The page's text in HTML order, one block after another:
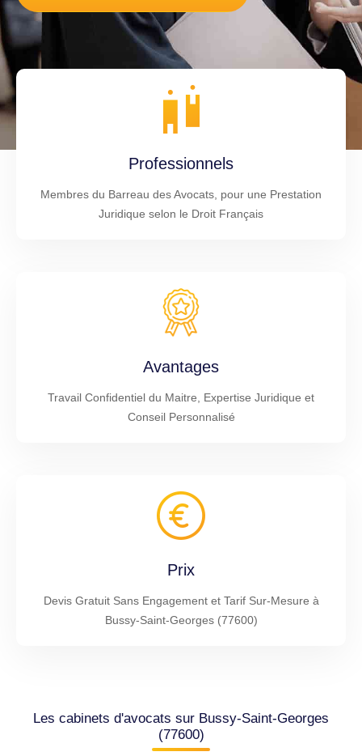
Professionnels
Membres du Barreau des Avocats, pour une Prestation
Juridique selon le Droit Français
Avantages
Travail Confidentiel du Maitre, Expertise Juridique et
Conseil Personnalisé
Prix
Devis Gratuit Sans Engagement et Tarif Sur-Mesure à
Bussy-Saint-Georges (77600)
Les cabinets d'avocats sur Bussy-Saint-Georges
(77600)